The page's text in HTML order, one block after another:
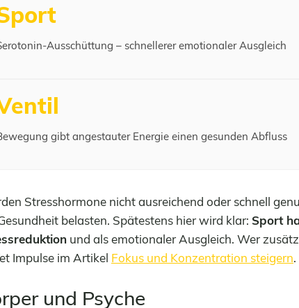
Ausschüttung – schnellerer emotionaler Ausgleich
gibt angestauter Energie einen gesunden Abfluss
Stresshormone nicht ausreichend oder schnell
belasten. Spätestens hier wird klar: Sport
und als emotionaler Ausgleich. Wer
Impulse im Artikel Fokus und Konzentration steigern.
und Psyche